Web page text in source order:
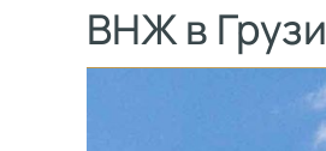
ВНЖ в